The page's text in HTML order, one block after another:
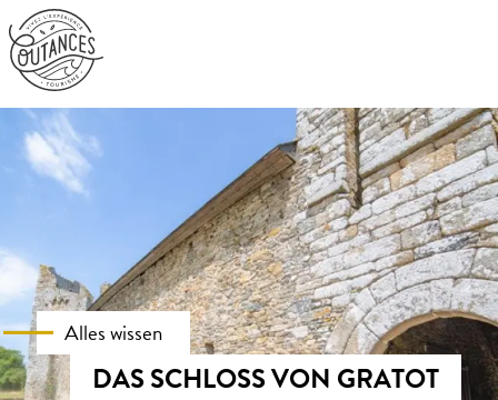
Aller
au
contenu
principal
Alles wissen
DAS SCHLOSS VON GRATOT